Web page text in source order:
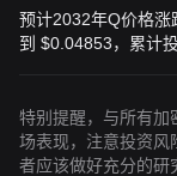
预计2032年Q价格
到 $0.04853，累计
特别提醒，与所有加
场表现，注意投资风
者应该做好充分的研